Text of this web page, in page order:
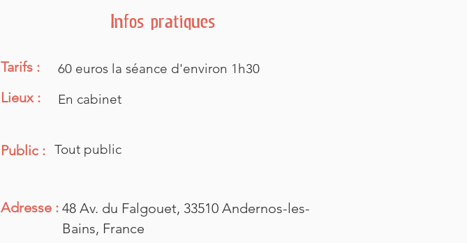
Infos pratiques
Tarifs : 60 euros la séance d'environ 1h30
Lieux : En cabinet
Public : Tout public
Adresse : 48 Av. du Falgouet, 33510 Andernos-les-
Bains, France